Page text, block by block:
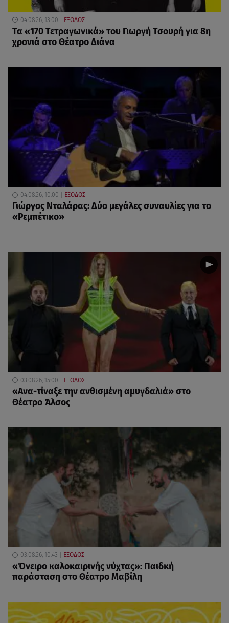
04.08.26, 13:00 ΕΞΟΔΟΣ
Τα «170 Τετραγωνικά» του Γιωργή Τσουρή για 8η
χρονιά στο Θέατρο Διάνα
04.08.26, 10:00 ΕΞΟΔΟΣ
Γιώργος Νταλάρας: Δύο μεγάλες συναυλίες για το
«Ρεμπέτικο»
03.08.26, 15:00 ΕΞΟΔΟΣ
«Ανα-τίναξε την ανθισμένη αμυγδαλιά» στο
Θέατρο Άλσος
03.08.26, 10:43 ΕΞΟΔΟΣ
«Όνειρο καλοκαιρινής νύχτας»: Παιδκή
παράσταση στο Θέατρο Μαβίλη